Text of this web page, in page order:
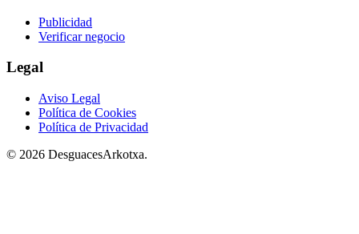
Publicidad
Verificar negocio
Legal
Aviso Legal
Política de Cookies
Política de Privacidad
© 2026 DesguacesArkotxa.